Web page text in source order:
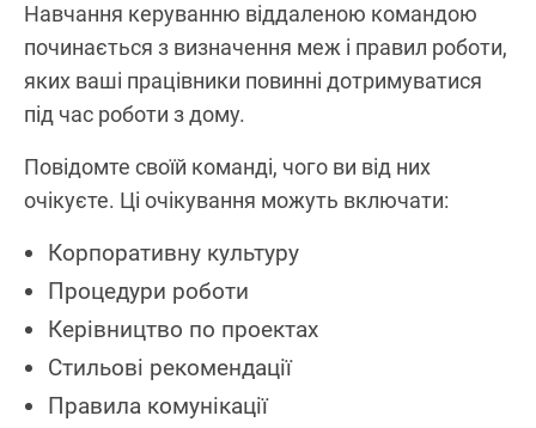
Навчання керуванню віддаленою командою
починається з визначення меж і правил роботи,
яких ваші працівники повинні дотримуватися
під час роботи з дому.
Повідомте своїй команді, чого ви від них
очікуєте. Ці очікування можуть включати:
Корпоративну культуру
Процедури роботи
Керівництво по проектах
Стильові рекомендації
Правила комунікації